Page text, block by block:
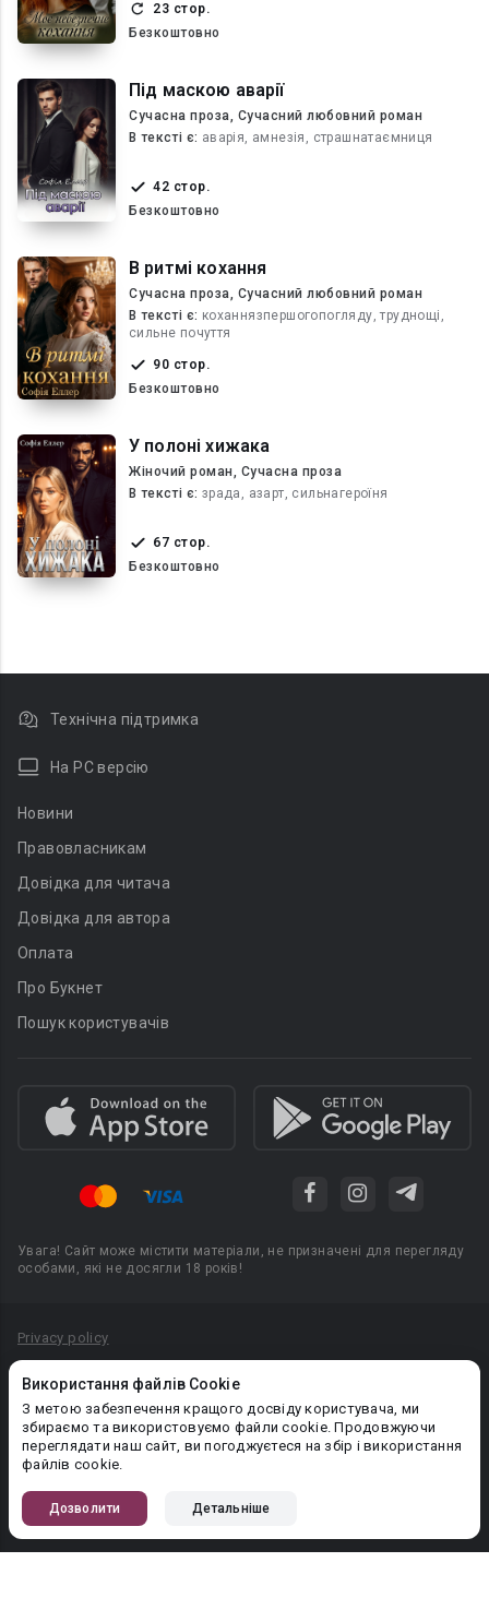
23 стор.
Безкоштовно
Під маскою аварії
Сучасна проза, Сучасний любовний роман
В текcті є: аварія, амнезія, страшнатаємниця
42 стор.
Безкоштовно
В ритмі кохання
Сучасна проза, Сучасний любовний роман
В текcті є: коханнязпершогопогляду, труднощі,
сильне почуття
90 стор.
Безкоштовно
У полоні хижака
Жіночий роман, Сучасна проза
В текcті є: зрада, азарт, сильнагероїня
67 стор.
Безкоштовно
Використання файлів Cookie
З метою забезпечення кращого досвіду користувача, ми
збираємо та використовуємо файли cookie. Продовжуючи
переглядати наш сайт, ви погоджуєтеся на збір і використання
файлів cookie.
Дозволити Детальніше
Технічна підтримка
На PC версію
Новини
Правовласникам
Довідка для читача
Довідка для автора
Оплата
Про Букнет
Пошук користувачів
Увага! Сайт може містити матеріали, не призначені для перегляду
особами, які не досягли 18 років!
Privacy policy
Політика конфіденційності
Правила публікації авторського контенту
PR-вiддiл: pr@booknet.com
© 2026 Booknet. Всі права захищено.